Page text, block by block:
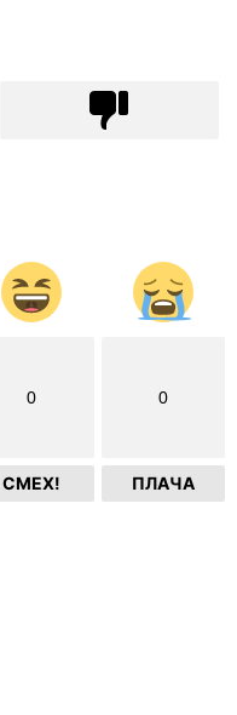
0
СМЕХ!
0
ПЛАЧА